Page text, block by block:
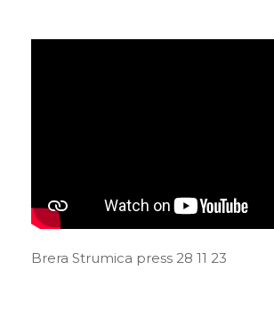
Brera Strumica press 28 11 23